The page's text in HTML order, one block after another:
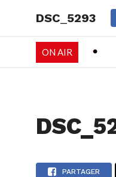
DSC_5293
ON AIR
PARTAGER